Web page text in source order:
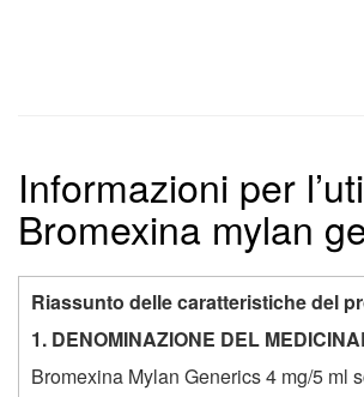
Informazioni per
Bromexina mylan
Riassunto delle caratteristiche del
1. DENOMINAZIONE DEL
Bromexina Mylan Generics 4 mg/5 ml